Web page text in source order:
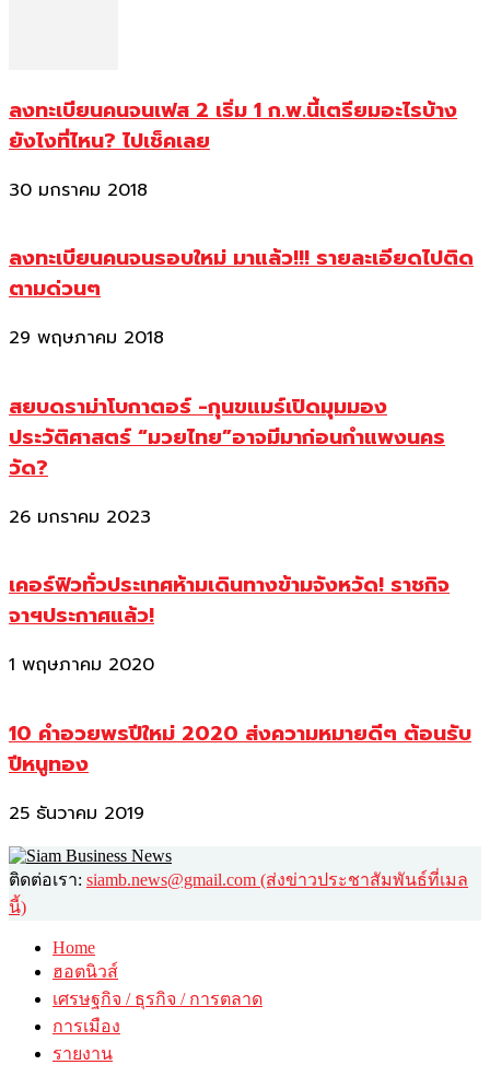
ลงทะเบียนคนจนเฟส 2 เริ่ม 1 ก.พ.นี้เตรียมอะไรบ้าง
ยังไงที่ไหน? ไปเช็คเลย
30 มกราคม 2018
ลงทะเบียนคนจนรอบใหม่ มาแล้ว!!! รายละเอียดไปติด
ตามด่วนๆ
29 พฤษภาคม 2018
สยบดราม่าโบกาตอร์ -กุนขแมร์เปิดมุมมอง
ประวัติศาสตร์ “มวยไทย”อาจมีมาก่อนกำแพงนคร
วัด?
26 มกราคม 2023
เคอร์ฟิวทั่วประเทศห้ามเดินทางข้ามจังหวัด! ราชกิจ
จาฯประกาศแล้ว!
1 พฤษภาคม 2020
10 คำอวยพรปีใหม่ 2020 ส่งความหมายดีๆ ต้อนรับ
ปีหนูทอง
25 ธันวาคม 2019
ติดต่อเรา: siamb.news@gmail.com (ส่งข่าวประชาสัมพันธ์ที่เมล
นี้)
Home
ฮอตนิวส์
เศรษฐกิจ / ธุรกิจ / การตลาด
การเมือง
รายงาน